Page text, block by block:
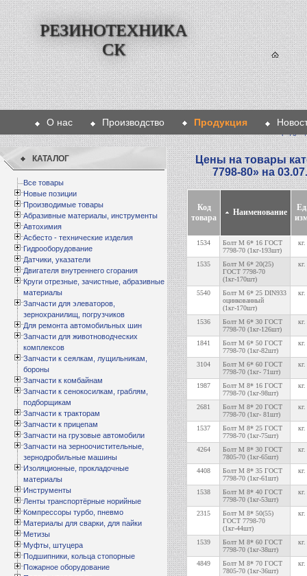
РЕЗИНОТЕХНИКА
СК
О нас Производство Продукция
КАТАЛОГ
Все товары
Новые позиции
Производимые товары
Абразивные материалы, инструменты
Автохимия
Асбесто - технические изделия
Гидрооборудование
Датчики, указатели
Двигателя внутреннего сгорания
Круги отрезные, зачистные, абразивные
материалы
Запчасти для элеваторов,
зернохранилищ, погрузчиков
Для ремонта автомобильных шин
Запчасти для животноводческих
комплексов
Запчасти к сеялкам, лущильникам,
бороны
Запчасти к комбайнам
Запчасти к сенокосилкам, граблям,
подборщикам
Запчасти к тракторам
Запчасти к прицепам
Запчасти на грузовые автомобили
Запчасти на зерноочистительные,
зернодробильные машины
Изоляционные, прокладочные
материалы
Инструменты
Ленты транспортёрные норийные
Компрессоры турбо, пневмо
Материалы для сварки, для пайки
Метизы
Муфты, штуцера
Подшипники, кольца стопорные
Пожарное оборудование
Цены на товары
7798-80» на
Код
товара
Наименование
1534
Болт М 6* 16 ГОСТ
7798-70 (1кг-193шт)
кг.
1535
Болт М 6* 20(25)
ГОСТ 7798-70
(1кг-170шт)
кг.
5540
Болт М 6* 25 DIN933
оцинкованный
(1кг-170шт)
кг.
1536
Болт М 6* 30 ГОСТ
7798-70 (1кг-126шт)
кг.
1841
Болт М 6* 50 ГОСТ
7798-70 (1кг-82шт)
кг.
3104
Болт М 6* 60 ГОСТ
7798-70 (1кг- 71шт)
кг.
1987
Болт М 8* 16 ГОСТ
7798-70 (1кг-98шт)
кг.
2681
Болт М 8* 20 ГОСТ
7798-70 (1кг- 81шт)
кг.
1537
Болт М 8* 25 ГОСТ
7798-70 (1кг-75шт)
кг.
4264
Болт М 8* 30 ГОСТ
7805-70 (1кг-65шт)
кг.
4408
Болт М 8* 35 ГОСТ
7798-70 (1кг-61шт)
кг.
1538
Болт М 8* 40 ГОСТ
7798-70 (1кг-53шт)
кг.
2315
Болт М 8* 50(55)
ГОСТ 7798-70
(1кг-44шт)
кг.
1539
Болт М 8* 60 ГОСТ
7798-70 (1кг-38шт)
кг.
4849
Болт М 8* 70 ГОСТ
7805-70 (1кг-36шт)
кг.